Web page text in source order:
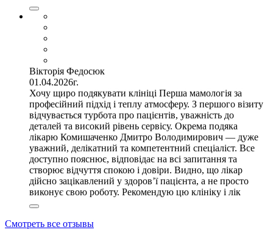
Вікторія Федосюк
01.04.2026г.
Хочу щиро подякувати клініці Перша мамологія за
професійний підхід і теплу атмосферу. З першого візиту
відчувається турбота про пацієнтів, уважність до
деталей та високий рівень сервісу. Окрема подяка
лікарю Комишаченко Дмитро Володимирович — дуже
уважний, делікатний та компетентний спеціаліст. Все
доступно пояснює, відповідає на всі запитання та
створює відчуття спокою і довіри. Видно, що лікар
дійсно зацікавлений у здоров’ї пацієнта, а не просто
виконує свою роботу. Рекомендую цю клініку і лік
Смотреть все отзывы